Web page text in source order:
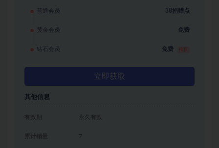
普通会员 38捐赠点
黄金会员 免费
钻石会员 免费
立即获取
其他信息
有效期 永久有效
累计销量 7